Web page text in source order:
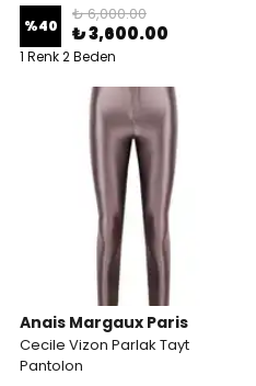
%40
₺ 6,000.00
₺ 3,600.00
1 Renk 2 Beden
Anais Margaux Paris
Cecile Vizon Parlak Tayt
Pantolon